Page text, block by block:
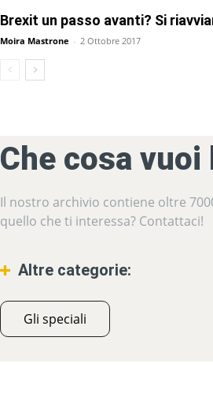
Brexit un passo avanti? Si
Moira Mastrone - 2 Ottobre 2017
Che cosa vuoi
Il nostro archivio contiene oltre
quello che ti interessa? Contattaci!
Altre categorie:
Gli speciali